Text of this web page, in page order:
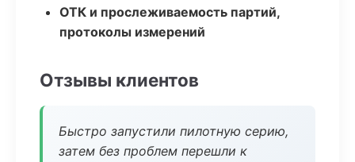
ОТК и прослеживаемость партий,
протоколы измерений
Отзывы клиентов
Быстро запустили пилотную серию,
затем без проблем перешли к